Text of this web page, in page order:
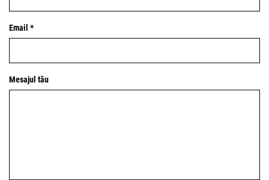
Email *
Mesajul tău